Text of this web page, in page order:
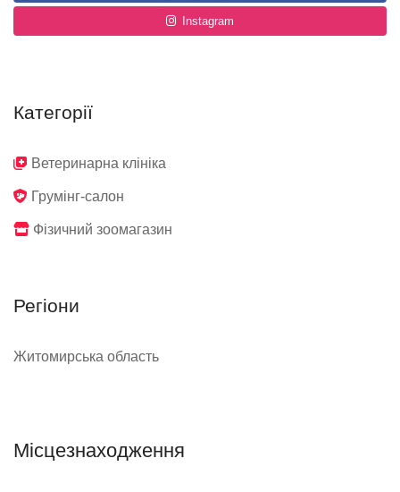
Instagram
Категорії
Ветеринарна клініка
Грумінг-салон
Фізичний зоомагазин
Регіони
Житомирська область
Місцезнаходження